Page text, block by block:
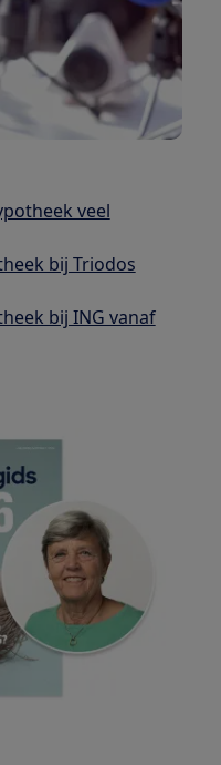
veel
bij Triodos
bij ING vanaf